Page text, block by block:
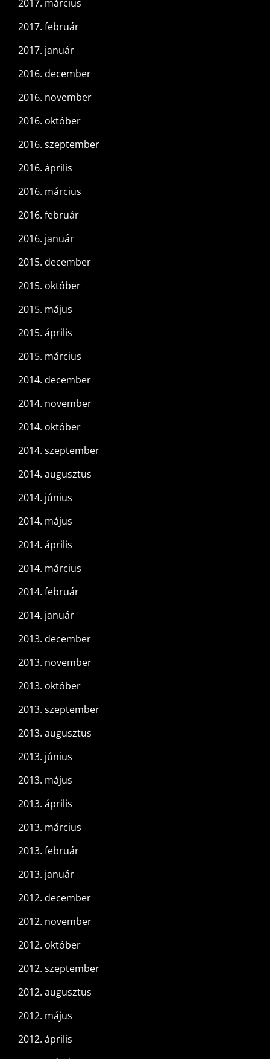
2017. március
2017. február
2017. január
2016. december
2016. november
2016. október
2016. szeptember
2016. április
2016. március
2016. február
2016. január
2015. december
2015. október
2015. május
2015. április
2015. március
2014. december
2014. november
2014. október
2014. szeptember
2014. augusztus
2014. június
2014. május
2014. április
2014. március
2014. február
2014. január
2013. december
2013. november
2013. október
2013. szeptember
2013. augusztus
2013. június
2013. május
2013. április
2013. március
2013. február
2013. január
2012. december
2012. november
2012. október
2012. szeptember
2012. augusztus
2012. május
2012. április